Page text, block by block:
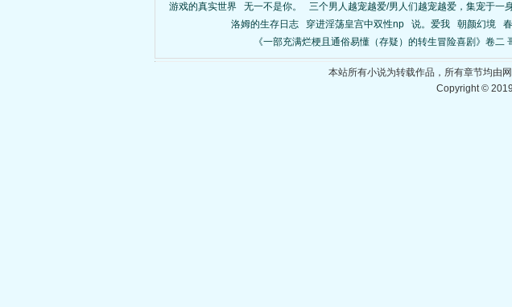
游戏的真实世界
无一不是你。 三个男人越宠越爱/男人们越宠越爱，集宠于一
洛姆的生存日志
穿进淫荡皇宫中双性np 说。爱我 朝颜幻境
《一部充满烂梗且通俗易懂（存疑）的转生冒险喜剧》卷二
本站所有小说为转载作品，所有章节均由
Copyright ©